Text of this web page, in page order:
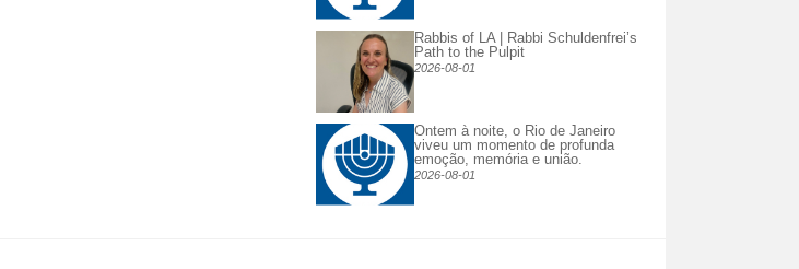
Rabbis of LA | Rabbi Schuldenfrei’s
Path to the Pulpit
2026-08-01
Ontem à noite, o Rio de Janeiro
viveu um momento de profunda
emoção, memória e união.
2026-08-01